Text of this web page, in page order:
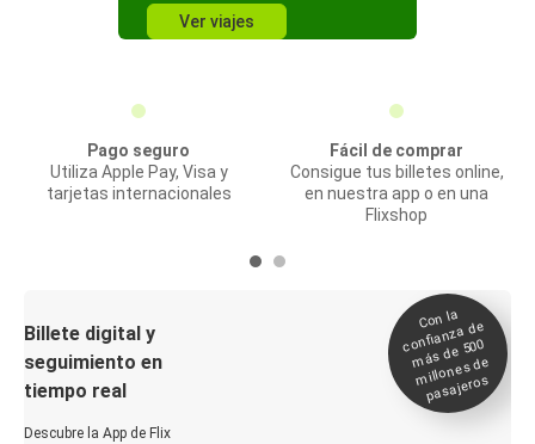
Ver viajes
Pago seguro
Utiliza Apple Pay, Visa y
tarjetas internacionales
Fácil de comprar
Consigue tus billetes online,
en nuestra app o en una
Flixshop
Billete digital y
seguimiento en
tiempo real
Descubre la App de Flix
Con la
confianza de
más de 500
millones de
pasajeros